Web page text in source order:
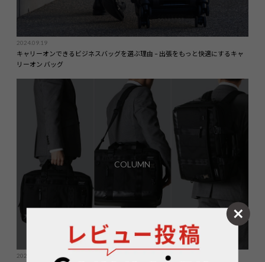
2024.09.19
キャリーオンできるビジネスバッグを選ぶ理由 – 出張をもっと快適にするキャ
リーオン バッグ
COLUMN
2024.07.29